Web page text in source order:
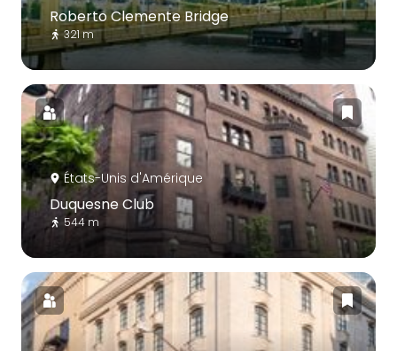
Roberto Clemente Bridge
321 m
États-Unis d'Amérique
Duquesne Club
544 m